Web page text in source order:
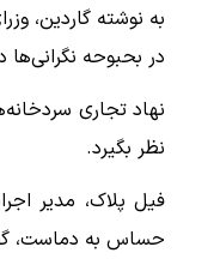
به نوشته گاردین،
در بحبوحه
نهاد تجاری
نظر بگیرد.
حساس به دماست،